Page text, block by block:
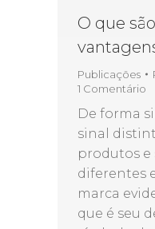
O que
Publicações
1 Comentário
De forma
sinal
produtos e
diferentes
marca
que é seu